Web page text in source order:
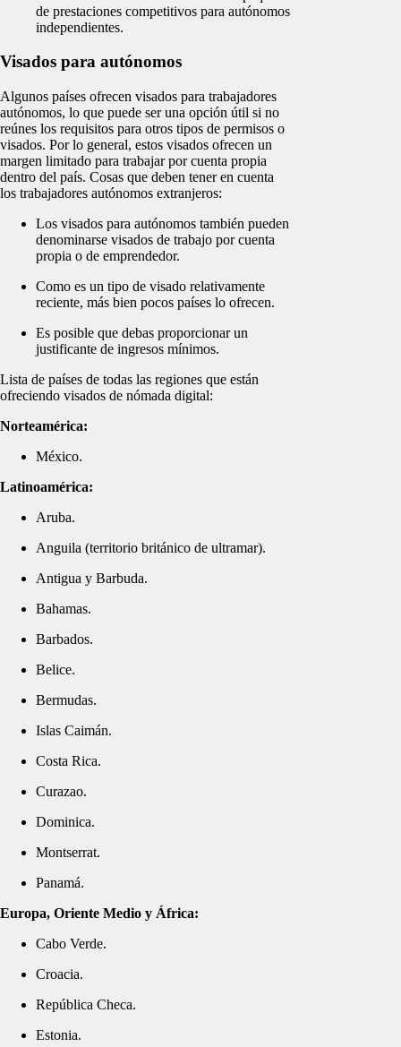
de prestaciones competitivos para autónomos
independientes.
Visados para autónomos
Algunos países ofrecen visados para trabajadores
autónomos, lo que puede ser una opción útil si no
reúnes los requisitos para otros tipos de permisos o
visados. Por lo general, estos visados ofrecen un
margen limitado para trabajar por cuenta propia
dentro del país. Cosas que deben tener en cuenta
los trabajadores autónomos extranjeros:
Los visados para autónomos también pueden
denominarse visados de trabajo por cuenta
propia o de emprendedor.
Como es un tipo de visado relativamente
reciente, más bien pocos países lo ofrecen.
Es posible que debas proporcionar un
justificante de ingresos mínimos.
Lista de países de todas las regiones que están
ofreciendo visados de nómada digital:
Norteamérica:
México.
Latinoamérica:
Aruba.
Anguila (territorio británico de ultramar).
Antigua y Barbuda.
Bahamas.
Barbados.
Belice.
Bermudas.
Islas Caimán.
Costa Rica.
Curazao.
Dominica.
Montserrat.
Panamá.
Europa, Oriente Medio y África:
Cabo Verde.
Croacia.
República Checa.
Estonia.